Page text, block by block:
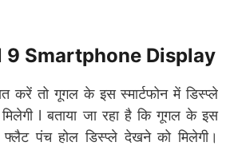
9 Smartphone Display
करें तो गूगल के इस स्मार्टफोन में डिस्प्ले
l बताया जा रहा है कि गूगल के इस
फ्लैट पंच होल डिस्प्ले देखने को मिलेगी।